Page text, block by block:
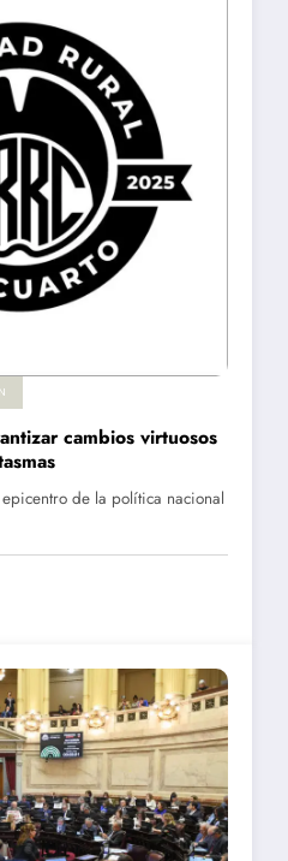
cambios virtuosos
de la política nacional